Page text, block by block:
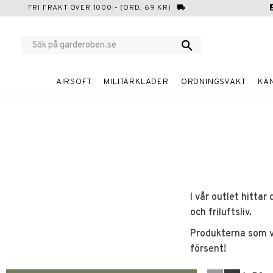
FRI FRAKT ÖVER 1000:- (ORD. 69 KR) local_shipping
AIRSOFT MILITÄRKLÄDER ORDNINGSVAKT
I vår outlet hittar
och friluftsliv.
Produkterna som
försent!